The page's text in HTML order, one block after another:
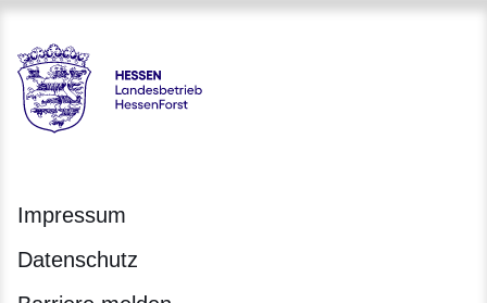
Hessen - Landesbetrieb HessenForst
Impressum
Datenschutz